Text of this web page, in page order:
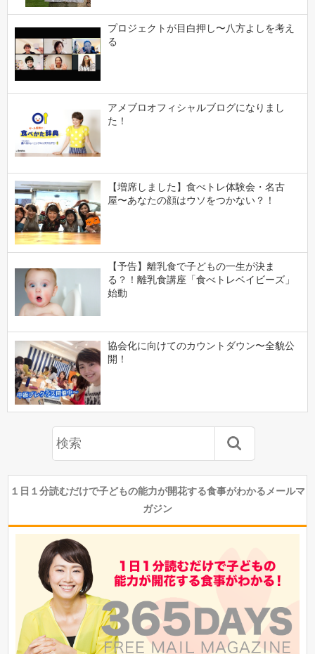
プロジェクトが目白押し〜八方よしを考え
る
アメブロオフィシャルブログになりまし
た！
【増席しました】食べトレ体験会・名古
屋〜あなたの顔はウソをつかない？！
【予告】離乳食で子どもの一生が決ま
る？！離乳食講座「食べトレベイビーズ」
始動
協会化に向けてのカウントダウン〜全貌公
開！
１日１分読むだけで子どもの能力が開花する食事がわかるメールマ
ガジン